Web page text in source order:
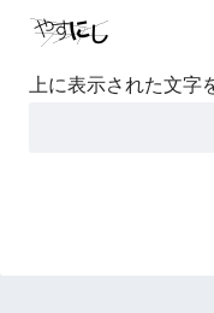
上に表示された文字